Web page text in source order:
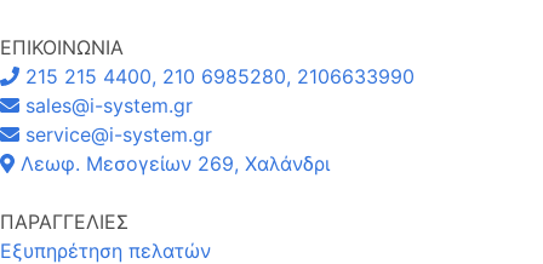
ΕΠΙΚΟΙΝΩΝΙΑ
215 215 4400, 210 6985280, 2106633990
sales@i-system.gr
service@i-system.gr
Λεωφ. Μεσογείων 269, Χαλάνδρι
ΠΑΡΑΓΓΕΛΙΕΣ
Εξυπηρέτηση πελατών